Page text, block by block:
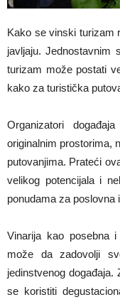
Kako se vinski turizam
javljaju. Jednostavnim
turizam može postati
kako za turistička
Organizatori
originalnim prostorima,
putovanjima. Prateći
velikog potencijala i
ponudama za poslovna
Vinarija kao posebna
može da zadovolji
jedinstvenog
se koristiti